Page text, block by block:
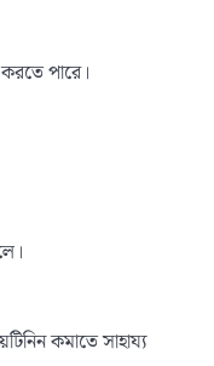
পারে।
কমাতে সাহায্য